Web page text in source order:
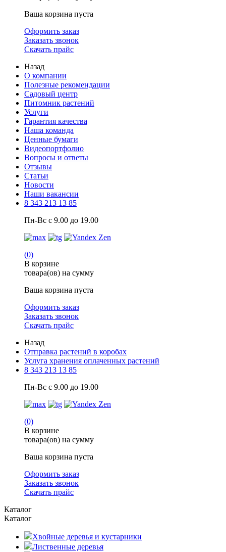
Ваша корзина пуста
Оформить заказ
Заказать звонок
Скачать прайс
Назад
О компании
Полезные рекомендации
Садовый центр
Питомник растений
Услуги
Гарантия качества
Наша команда
Ценные бумаги
Видеопортфолио
Вопросы и ответы
Отзывы
Статьи
Новости
Наши вакансии
8 343 213 13 85
Пн-Вс с 9.00 до 19.00
(0)
В корзине
товара(ов) на сумму
Ваша корзина пуста
Оформить заказ
Заказать звонок
Скачать прайс
Назад
Отправка растений в коробах
Услуга хранения оплаченных растений
8 343 213 13 85
Пн-Вс с 9.00 до 19.00
(0)
В корзине
товара(ов) на сумму
Ваша корзина пуста
Оформить заказ
Заказать звонок
Скачать прайс
Каталог
Каталог
Хвойные деревья и кустарники
Лиственные деревья